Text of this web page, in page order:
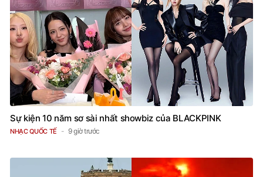
Sự kiện 10 năm sơ sài nhất showbiz của BLACKPINK
NHẠC QUỐC TẾ 9 giờ trước